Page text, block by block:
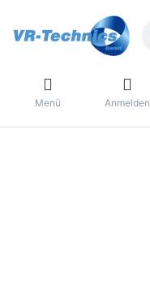
Menü Anmelden